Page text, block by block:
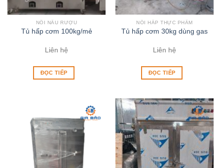
NỒI NẤU RƯỢU
Tủ hấp cơm 100kg/mẻ
Liên hệ
ĐỌC TIẾP
NỒI HẤP THỰC PHẨM
Tủ hấp cơm 30kg dùng gas
Liên hệ
ĐỌC TIẾP